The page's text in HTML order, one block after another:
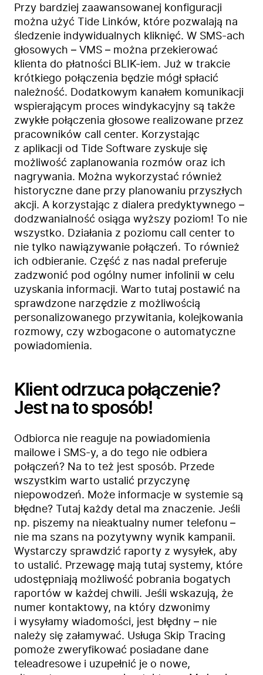
Firma
Przy bardziej zaawansowanej konfiguracji
można użyć Tide Linków, które pozwalają na
śledzenie indywidualnych kliknięć. W SMS-ach
głosowych – VMS – można przekierować
klienta do płatności BLIK-iem. Już w trakcie
krótkiego połączenia będzie mógł spłacić
należność. Dodatkowym kanałem komunikacji
wspierającym proces windykacyjny są także
zwykłe połączenia głosowe realizowane przez
pracowników call center. Korzystając
z aplikacji od Tide Software zyskuje się
możliwość zaplanowania rozmów oraz ich
nagrywania. Można wykorzystać również
historyczne dane przy planowaniu przyszłych
akcji. A korzystając z dialera predyktywnego –
dodzwanialność osiąga wyższy poziom! To nie
wszystko. Działania z poziomu call center to
nie tylko nawiązywanie połączeń. To również
ich odbieranie. Część z nas nadal preferuje
zadzwonić pod ogólny numer infolinii w celu
uzyskania informacji. Warto tutaj postawić na
sprawdzone narzędzie z możliwością
personalizowanego przywitania, kolejkowania
rozmowy, czy wzbogacone o automatyczne
powiadomienia.
Klient odrzuca połączenie?
Jest na to sposób!
Odbiorca nie reaguje na powiadomienia
mailowe i SMS-y, a do tego nie odbiera
połączeń? Na to też jest sposób. Przede
wszystkim warto ustalić przyczynę
niepowodzeń. Może informacje w systemie są
błędne? Tutaj każdy detal ma znaczenie. Jeśli
np. piszemy na nieaktualny numer telefonu –
nie ma szans na pozytywny wynik kampanii.
Wystarczy sprawdzić raporty z wysyłek, aby
to ustalić. Przewagę mają tutaj systemy, które
udostępniają możliwość pobrania bogatych
raportów w każdej chwili. Jeśli wskazują, że
numer kontaktowy, na który dzwonimy
i wysyłamy wiadomości, jest błędny – nie
należy się załamywać. Usługa Skip Tracing
pomoże zweryfikować posiadane dane
teleadresowe i uzupełnić je o nowe,